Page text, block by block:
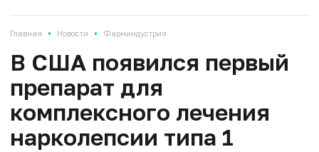
Главная • Новости • Фарминдустрия
В США появился первый
препарат для
комплексного лечения
нарколепсии типа 1